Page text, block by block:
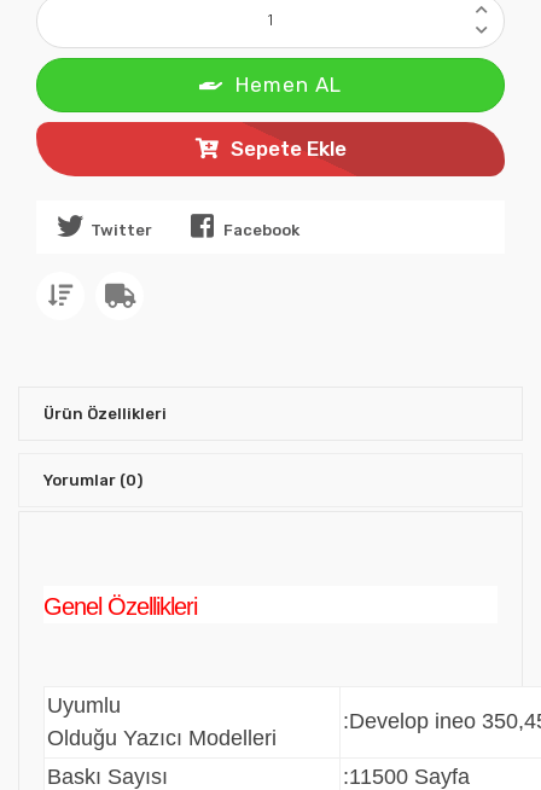
Hemen AL
Sepete Ekle
Twitter Facebook
Ürün Özellikleri
Yorumlar (0)
Genel Özellikleri
Uyumlu
Olduğu Yazıcı Modelleri
:Develop ineo
Baskı Sayısı
:11500 Sayfa